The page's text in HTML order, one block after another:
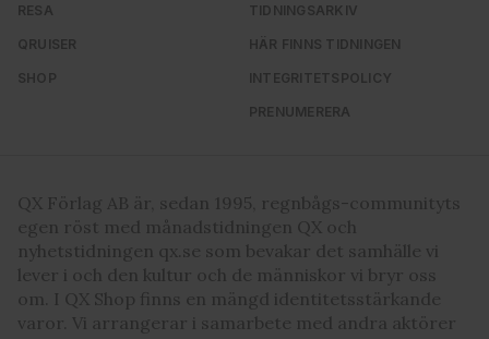
RESA
QRUISER
SHOP
TIDNINGSARKIV
HÄR FINNS TIDNINGEN
INTEGRITETSPOLICY
PRENUMERERA
QX Förlag AB är, sedan 1995, regnbågs-communityts
egen röst med månadstidningen QX och
nyhetstidningen qx.se som bevakar det samhälle vi
lever i och den kultur och de människor vi bryr oss
om. I QX Shop finns en mängd identitetsstärkande
varor. Vi arrangerar i samarbete med andra aktörer